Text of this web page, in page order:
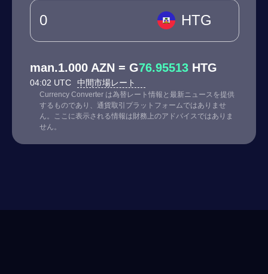
HTG
man.1.000 AZN = G76.95513 HTG
04:02 UTC 中間市場レート
Currency Converter は為替レート情報と最新ニュースを提供
するものであり、通貨取引プラットフォームではありませ
ん。ここに表示される情報は財務上のアドバイスではありま
せん。